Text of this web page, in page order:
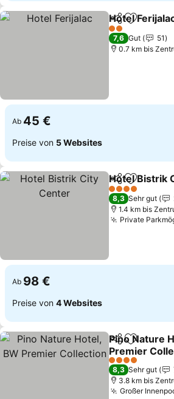
TeilenZu
Hotel
2 Sterne
7,6 Gut
51
0.7 km bis
Ab 45 €
Preise von 5 Websites
TeilenZu
Hotel Bistrik
4 Sterne
8,3 Sehr gut
1.4 km bis
Private
Ab 98 €
Preise von 4 Websites
TeilenZu
Pino Nature
Premier
4 Sterne
8,3 Sehr gut
3.8 km bis
Großer